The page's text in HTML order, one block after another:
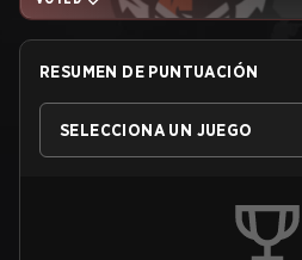
RESUMEN DE PUNTUACIÓN
SELECCIONA UN JUEGO